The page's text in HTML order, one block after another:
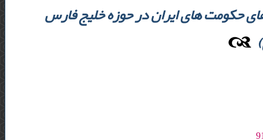
حکومت های ایران در حوزه خلیج فارس